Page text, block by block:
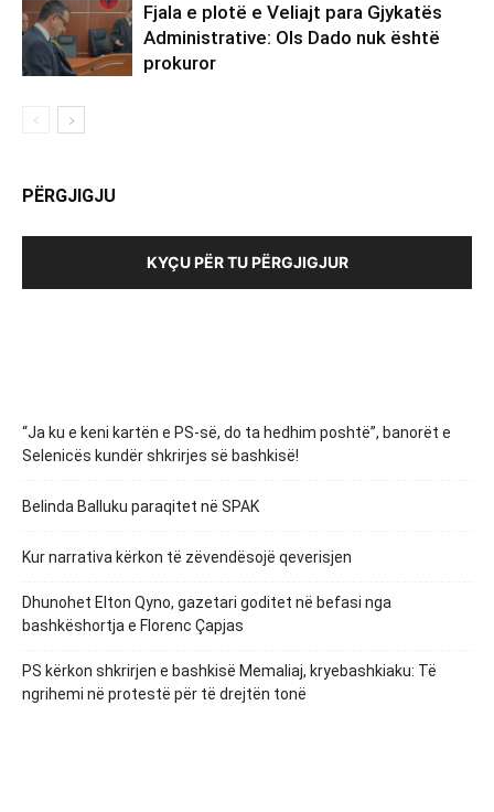
Fjala e plotë e Veliajt para Gjykatës
Administrative: Ols Dado nuk është
prokuror
PËRGJIGJU
KYÇU PËR TU PËRGJIGJUR
“Ja ku e keni kartën e PS-së, do ta hedhim poshtë”, banorët e
Selenicës kundër shkrirjes së bashkisë!
Belinda Balluku paraqitet në SPAK
Kur narrativa kërkon të zëvendësojë qeverisjen
Dhunohet Elton Qyno, gazetari goditet në befasi nga
bashkëshortja e Florenc Çapjas
PS kërkon shkrirjen e bashkisë Memaliaj, kryebashkiaku: Të
ngrihemi në protestë për të drejtën tonë